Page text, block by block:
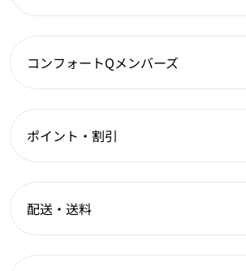
コンフォートQメンバーズ
ポイント・割引
配送・送料